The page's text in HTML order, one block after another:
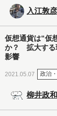
入江敦彦
仮想通貨は“仮
か？ 拡大する
影響
2021.05.07 政治
柳井政和